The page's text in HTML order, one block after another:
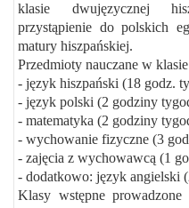
klasie dwujęzycznej
przystąpienie do polskich
matury hiszpańskiej.
Przedmioty nauczane w
- język hiszpański (18 godz.
- język polski (2 godziny
- matematyka (2 godziny
- wychowanie fizyczne (3
- zajęcia z wychowawcą (1
- dodatkowo: język angielski
Klasy wstępne